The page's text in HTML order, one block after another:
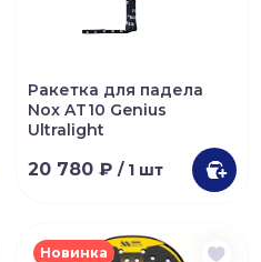
Ракетка для падела
Nox AT10 Genius
Ultralight
20 780 ₽ / 1 шт
Новинка